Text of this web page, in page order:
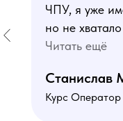
ЧПУ, я уже
но не
знаний. В
и
чего мне не
Читать ещё
Станислав
Курс